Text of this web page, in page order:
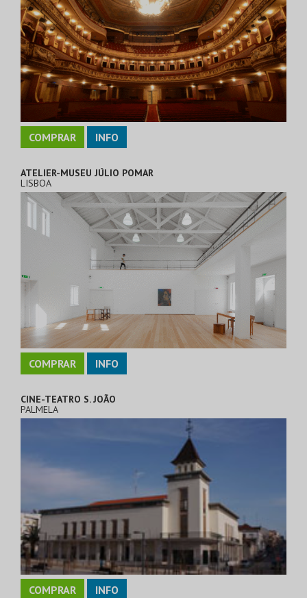
COMPRAR INFO
ATELIER-MUSEU JÚLIO POMAR
LISBOA
COMPRAR INFO
CINE-TEATRO S. JOÃO
PALMELA
COMPRAR INFO